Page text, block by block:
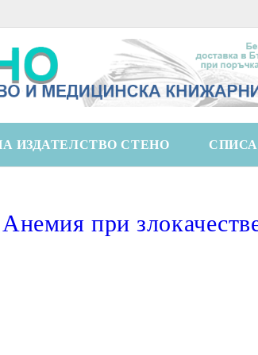
ИЗДАТЕЛСТВО СТЕНО
Анемия при